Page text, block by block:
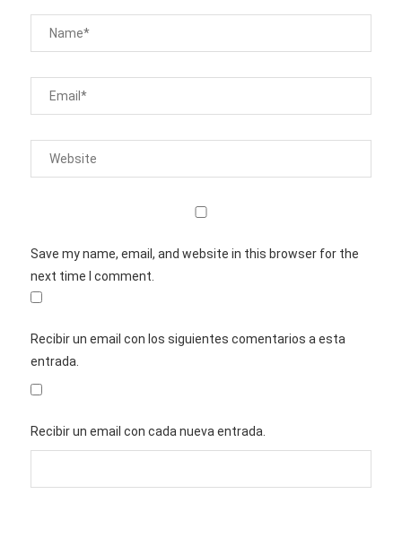
Save my name, email, and website in this browser for the
next time I comment.
Recibir un email con los siguientes comentarios a esta
entrada.
Recibir un email con cada nueva entrada.